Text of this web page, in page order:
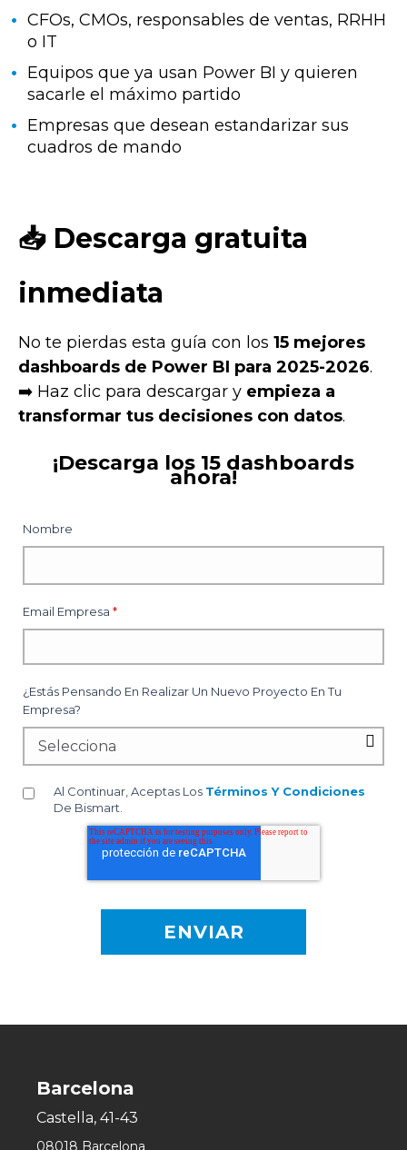
CFOs, CMOs, responsables de ventas, RRHH
o IT
Equipos que ya usan Power BI y quieren
sacarle el máximo partido
Empresas que desean estandarizar sus
cuadros de mando
📥 Descarga gratuita
inmediata
No te pierdas esta guía con los 15 mejores
dashboards de Power BI para 2025-2026.
➡️ Haz clic para descargar y empieza a
transformar tus decisiones con datos.
¡Descarga los 15 dashboards
ahora!
Nombre
Email Empresa *
¿Estás Pensando En Realizar Un Nuevo Proyecto En Tu
Empresa?
Al Continuar, Aceptas Los Términos Y Condiciones
De Bismart.
Barcelona
Castella, 41-43
08018 Barcelona